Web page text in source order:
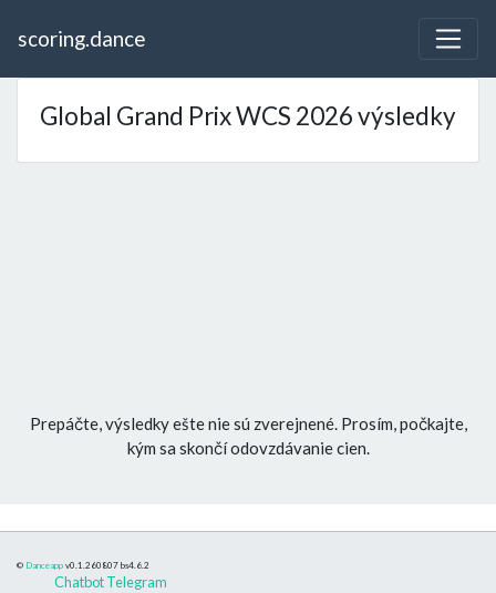
scoring.dance
Global Grand Prix WCS 2026 výsledky
Prepáčte, výsledky ešte nie sú zverejnené. Prosím, počkajte,
kým sa skončí odovzdávanie cien.
© Danceapp v0.1.260807 bs4.6.2
Chatbot Telegram